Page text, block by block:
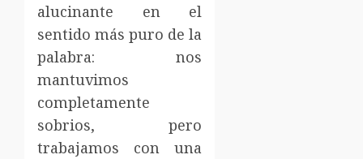
alucinante en el
sentido más puro de la
palabra: nos
mantuvimos
completamente
sobrios, pero
trabajamos con una